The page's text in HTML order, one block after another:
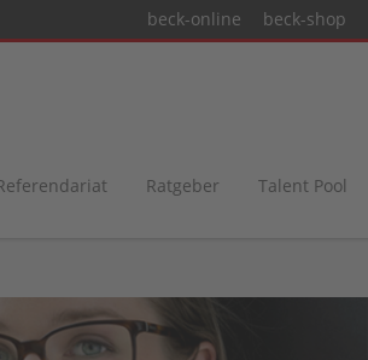
beck-online beck-shop
Ratgeber Talent Pool